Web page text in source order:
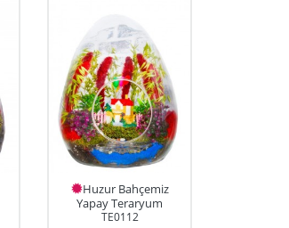
Huzur Bahçemiz
Yapay Teraryum
TE0112